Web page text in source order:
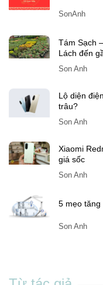
SonAnh
Tám Sạch
Lách đến
Son Anh
Lộ diện
trâu?
Son Anh
Xiaomi
giá sốc
Son Anh
5 mẹo tăng
Son Anh